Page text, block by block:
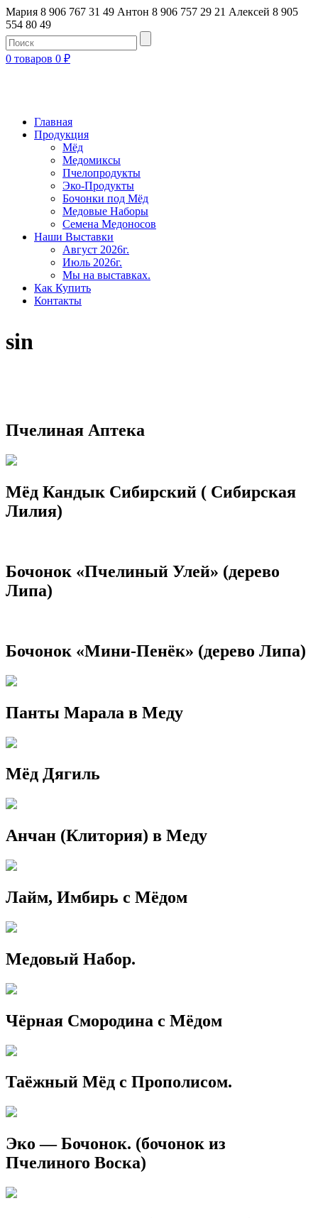
Мария 8 906 767 31 49 Антон 8 906 757 29 21 Алексей 8 905
554 80 49
0 товаров 0 ₽
Главная
Продукция
Мёд
Медомиксы
Пчелопродукты
Эко-Продукты
Бочонки под Мёд
Медовые Наборы
Семена Медоносов
Наши Выставки
Август 2026г.
Июль 2026г.
Мы на выставках.
Как Купить
Контакты
sin
Пчелиная Аптека
Мёд Кандык Сибирский ( Сибирская
Лилия)
Бочонок «Пчелиный Улей» (дерево
Липа)
Бочонок «Мини-Пенёк» (дерево Липа)
Панты Марала в Меду
Мёд Дягиль
Анчан (Клитория) в Меду
Лайм, Имбирь с Мёдом
Медовый Набор.
Чёрная Смородина с Мёдом
Таёжный Мёд с Прополисом.
Эко — Бочонок. (бочонок из
Пчелиного Воска)